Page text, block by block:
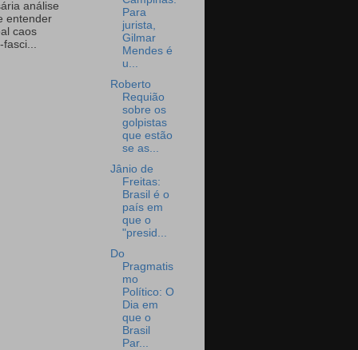
análise
entender
caos
Para
jurista,
Gilmar
Mendes é
u...
Roberto
Requião
sobre os
golpistas
que estão
se as...
Jânio de
Freitas:
Brasil é o
país em
que o
"presid...
Do
Pragmatis
mo
Político: O
Dia em
que o
Brasil
Par...